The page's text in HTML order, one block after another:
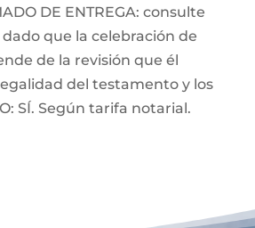
DE ENTREGA: consulte
que la celebración de
de la revisión que él
del testamento y los
SÍ. Según tarifa notarial.